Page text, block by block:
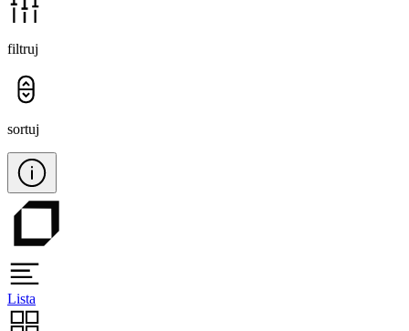
filtruj
sortuj
Lista